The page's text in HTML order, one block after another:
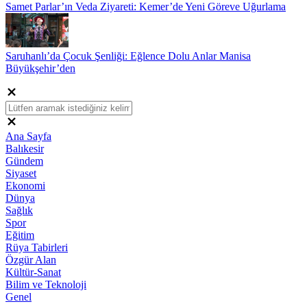
Samet Parlar’ın Veda Ziyareti: Kemer’de Yeni Göreve Uğurlama
Saruhanlı’da Çocuk Şenliği: Eğlence Dolu Anlar Manisa
Büyükşehir’den
Ana Sayfa
Balıkesir
Gündem
Siyaset
Ekonomi
Dünya
Sağlık
Spor
Eğitim
Rüya Tabirleri
Özgür Alan
Kültür-Sanat
Bilim ve Teknoloji
Genel